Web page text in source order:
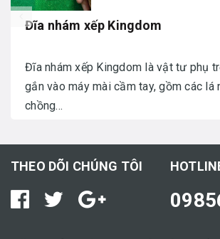
Đĩa nhám xếp Kingdom
Đĩa nhám xếp Kingdom là vật tư phụ
gắn vào máy mài cầm tay, gồm các lá
chồng...
THEO DÕI CHÚNG TÔI